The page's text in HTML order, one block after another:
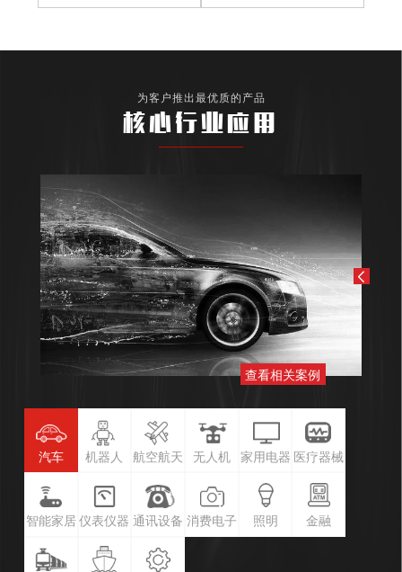
为客户推出最优质的产品
核心行业应用
查看相关案例
汽车 机器人 航空航天 无人机 家用电器 医疗器械
智能家居 仪表仪器 通讯设备 消费电子 照明 金融